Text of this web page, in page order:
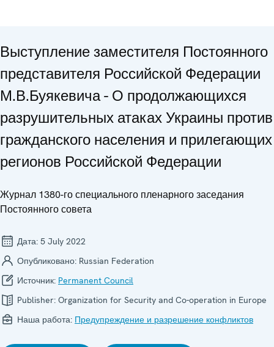
Выступление заместителя Постоянного
представителя Российской Федерации
М.В.Буякевича - О продолжающихся
разрушительных атаках Украины против
гражданского населения и прилегающих
регионов Российской Федерации
Журнал 1380-го специального пленарного заседания
Постоянного совета
Дата: 5 July 2022
Опубликовано: Russian Federation
Источник: Permanent Council
Publisher: Organization for Security and Co-operation in Europe
Наша работа: Предупреждение и разрешение конфликтов